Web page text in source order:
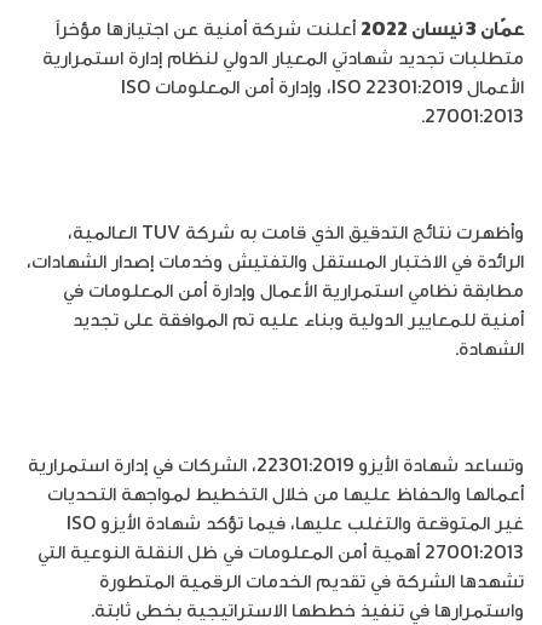
عمّان 3 نيسان 2022
أعلنت شركة أمنية عن اجتيازها مؤخراً
متطلبات تجديد شهادتي المعيار الدولي لنظام إدارة استمرارية
الأعمال ISO 22301:2019، وإدارة أمن المعلومات ISO
27001:2013.
وأظهرت نتائج التدقيق الذي قامت به شركة TUV العالمية،
الرائدة في الاختبار المستقل والتفتيش وخدمات إصدار الشهادات،
مطابقة نظامي استمرارية الأعمال وإدارة أمن المعلومات في
أمنية للمعايير الدولية وبناء عليه تم الموافقة على تجديد
الشهادة.
وتساعد شهادة الأيزو 22301:2019، الشركات في إدارة استمرارية
أعمالها والحفاظ عليها من خلال التخطيط لمواجهة التحديات
غير المتوقعة والتغلب عليها، فيما تؤكد شهادة الأيزو ISO
27001:2013 أهمية أمن المعلومات في ظل النقلة النوعية التي
تشهدها الشركة في تقديم الخدمات الرقمية المتطورة
واستمرارها في تنفيذ خططها الاستراتيجية بخطى ثابتة.